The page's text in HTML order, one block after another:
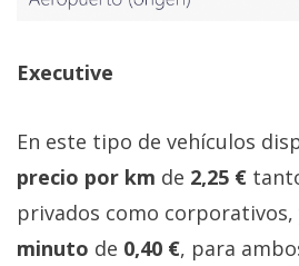
Executive
En este tipo de vehículos
precio por km de 2,25 €
privados como corporativos,
minuto de 0,40 €, para